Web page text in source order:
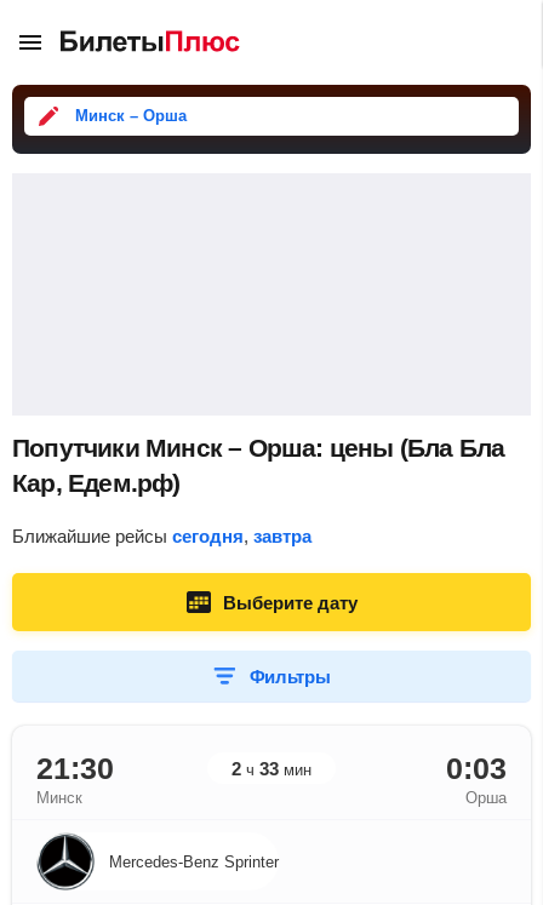
Минск – Орша
Попутчики Минск – Орша: цены (Бла Бла
Кар, Едем.рф)
Ближайшие рейсы сегодня, завтра
Выберите дату
Фильтры
21:30 2 ч 33 мин 0:03
Минск Орша
Mercedes-Benz Sprinter